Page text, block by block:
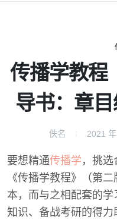
传播学教程
导书：章
佚名 2021
要想精通传播学 ，挑选
《传播学教程》（第
本，而与之相配套的
知识、备战考研的得力